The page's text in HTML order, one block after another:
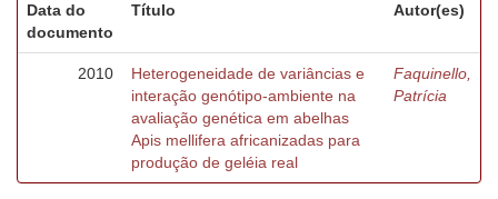
Data do
documento
Título Autor(es)
2010
Heterogeneidade de variâncias e
interação genótipo-ambiente na
avaliação genética em abelhas
Apis mellifera africanizadas para
produção de geléia real
Faquinello,
Patrícia